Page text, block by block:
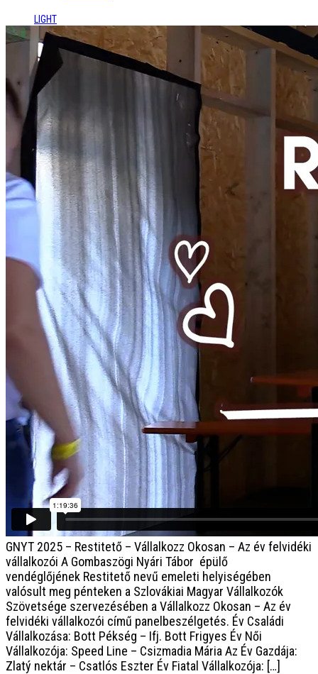
LIGHT
GNYT 2025 – Restitető – Vállalkozz Okosan – Az év felvidéki
vállalkozói A Gombaszögi Nyári Tábor épülő
vendéglőjének Restitető nevű emeleti helyiségében
valósult meg pénteken a Szlovákiai Magyar Vállalkozók
Szövetsége szervezésében a Vállalkozz Okosan – Az év
felvidéki vállalkozói című panelbeszélgetés. Év Családi
Vállalkozása: Bott Pékség – Ifj. Bott Frigyes Év Női
Vállalkozója: Speed Line – Csizmadia Mária Az Év Gazdája:
Zlatý nektár – Csatlós Eszter Év Fiatal Vállalkozója: […]